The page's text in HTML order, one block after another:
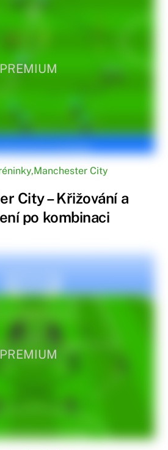
PREMIUM
,Manchester City
City – Křižování a
po kombinaci
PREMIUM